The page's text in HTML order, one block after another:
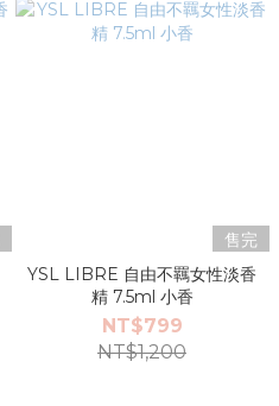
售完
YSL LIBRE 自由不羈女性淡香
精 7.5ml 小香
NT$799
NT$1,200